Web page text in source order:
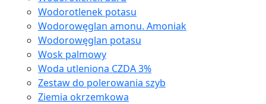
Wodorotlenek potasu
Wodorowęglan amonu. Amoniak
Wodorowęglan potasu
Wosk palmowy
Woda utleniona CZDA 3%
Zestaw do polerowania szyb
Ziemia okrzemkowa